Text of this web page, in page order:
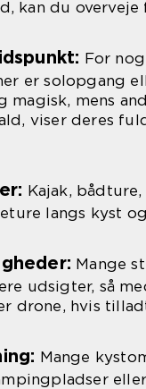
kan du overveje
For
er solopgang
magisk, mens
viser deres
Kajak,
langs kyst
Mange
udsigter, så
drone, hvis
Mange